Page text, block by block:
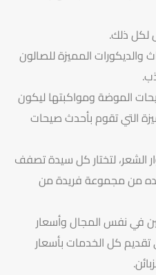
ذلك.
والديكورات المميزة للصالون
الموضة ومواكبتها ليكون
التي تقوم بأحدث صيحات
الشعر، لتختار كل سيدة تصفف
من مجموعة فريدة من
في نفس المجال وأسعار
كل الخدمات بأسعار